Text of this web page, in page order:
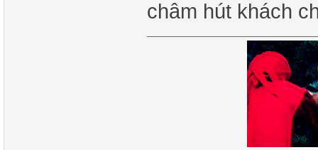
châm hút khách